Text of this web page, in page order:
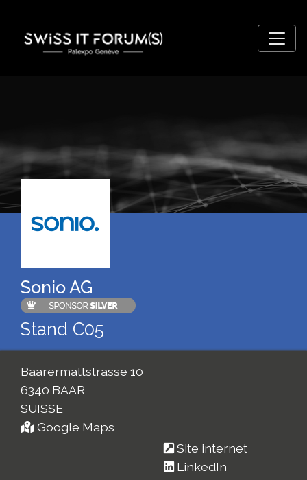
Sonio AG
Stand C05
Baarermattstrasse 10
6340 BAAR
SUISSE
Google Maps
Site internet
LinkedIn